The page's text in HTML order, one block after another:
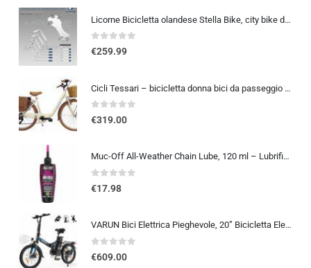
Licorne Bicicletta olandese Stella Bike, city bike da 24,26 e 28 pollici, adatta sia a uomini che a donne, con cambio a 21 marce, Bambina Donna, bianco, 26
0out of 5
€259.99
Cicli Tessari – bicicletta donna bici da passeggio city bike 26 cambio 6 velocita’ telaio basso cesto in vimini vintage con b
0out of 5
€319.00
Muc-Off All-Weather Chain Lube, 120 ml – Lubrificante Catena Bici Biodegradabile, Olio Catena Bici di Tutti i Tipi – Formulat
0out of 5
€17.98
VARUN Bici Elettrica Pieghevole, 20” Bicicletta Elettrica Unisex, Batteria Rimovibile 48V 374.4Wh, Autonomia 70Km, 7 Velocit
0out of 5
€609.00